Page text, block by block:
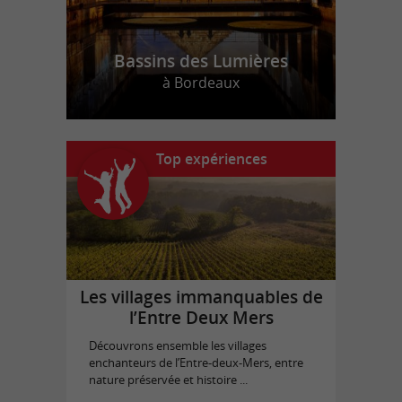
Bassins des Lumières
à Bordeaux
Top expériences
Les villages immanquables de
l’Entre Deux Mers
Découvrons ensemble les villages
enchanteurs de l’Entre-deux-Mers, entre
nature préservée et histoire ...